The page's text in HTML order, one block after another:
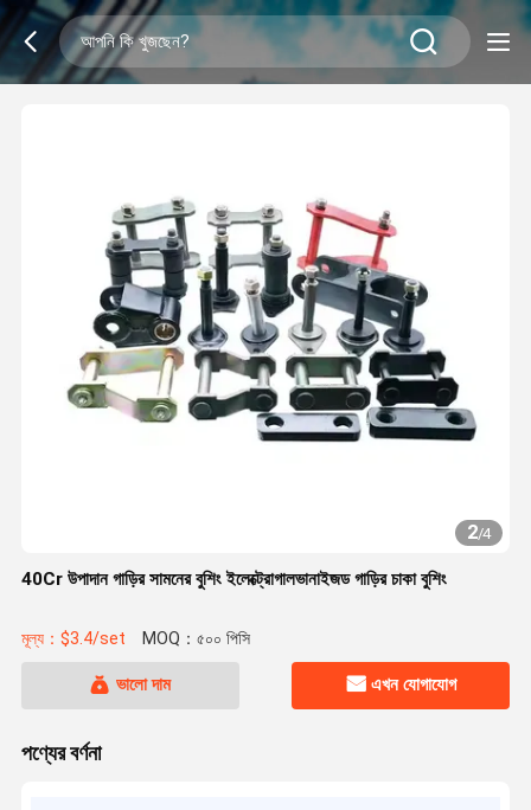
2/4
40Cr উপাদান গাড়ির সামনের বুশিং ইলেক্ট্রোগালভানাইজড গাড়ির চাকা বুশিং
মূল্য：$3.4/set MOQ：৫০০ পিসি
ভালো দাম এখন যোগাযোগ
পণ্যের বর্ণনা